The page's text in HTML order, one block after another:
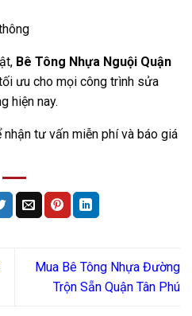
Bê Tông Nhựa Nguội Quận
ưu cho mọi công trình sửa
hiện nay.
nhận tư vấn miễn phí và báo giá
Mua Bê Tông Nhựa Đường
Trộn Sẵn Quận Tân Phú